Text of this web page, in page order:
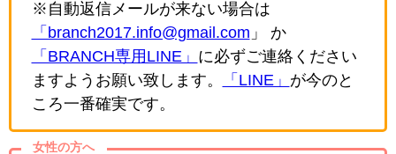
※自動返信メールが来ない場合は
「branch2017.info@gmail.com 」 か
「BRANCH専用LINE」 に必ずご連絡ください
ますようお願い致します。
「LINE」 が今のと
ころ一番確実です。
女性の方へ